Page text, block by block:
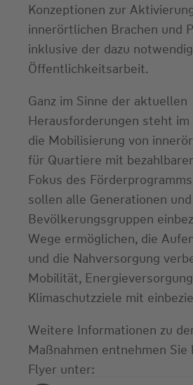
Konzeptionen zur
innerörtlichen Brachen und
inklusive der dazu
Öffentlichkeitsarbeit.
Ganz im Sinne der aktuellen
Herausforderungen steht
die Mobilisierung von
für Quartiere mit
Fokus des
sollen alle Generationen und
Bevölkerungsgruppen
Wege ermöglichen, die
und die Nahversorgung
Mobilität,
Klimaschutzziele mit
Weitere Informationen zu
Maßnahmen entnehmen
Flyer unter: